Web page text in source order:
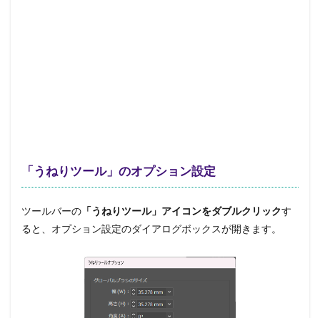
「うねりツール」のオプション設定
ツールバーの 「うねりツール」アイコンをダブルクリックす
ると、オプション設定のダイアログボックスが開きます。